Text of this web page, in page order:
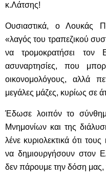
κ.Λάτσης!
Ουσιαστικά, ο Λουκάς
«λαγός του τραπεζικού
να τρομοκρατήσει τον
ασυναρτησίες, που
οικονομολόγους, αλλά
μεγάλες μάζες, κυρίως σε
Έδωσε λοιπόν το
Μνημονίων και της
λένε κυριολεκτικά ότι
να δημιουργήσουν στον
δεν πάρουμε την δόση μας,